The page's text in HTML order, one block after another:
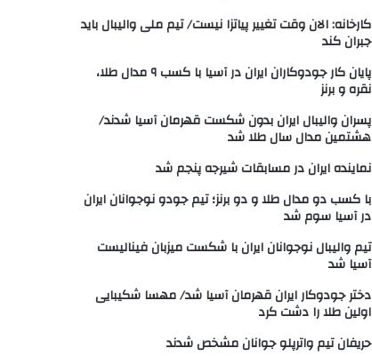
کارخانه: الان وقت تغییر پیاتزا نیست/ تیم ملی والیبال باید
جبران کند
پایان کار جودوکاران ایران در آسیا با کسب ۹ مدال طلا،
نقره و برنز
پسران والیبال ایران بدون شکست قهرمان آسیا شدند/
هشتمین مدال سال طلا شد
نماینده ایران در مسابقات شیرجه پنجم شد
با کسب دو مدال طلا و دو برنز؛ تیم جودو نوجوانان ایران
در آسیا سوم شد
تیم والیبال نوجوانان ایران با شکست میزبان فینالیست
آسیا شد
دختر جودوکار ایران قهرمان آسیا شد/ مهسا شکیبایی
اولین طلا را دشت کرد
حریفان تیم واترپلو جوانان مشخص شدند